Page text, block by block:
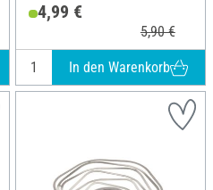
4,99 €
5,90 €
In den Warenkorb